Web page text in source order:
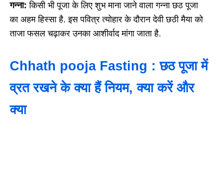
गन्ना: किसी भी पूजा के लिए शुभ माना जाने वाला गन्ना छठ पूजा
का अहम हिस्सा है. इस पवित्र त्योहार के दौरान देवी छठी मैया को
ताजा फसल चढ़ाकर उनका आशीर्वाद मांगा जाता है.
Chhath pooja Fasting : छठ पूजा में
व्रत रखने के क्या हैं नियम, क्या करें और
क्या